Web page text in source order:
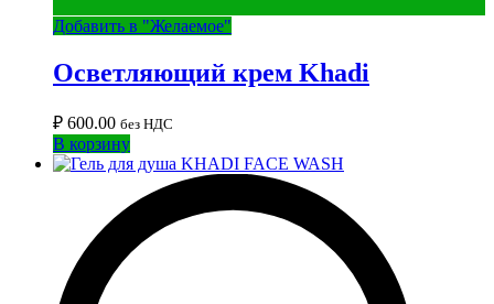
Добавить в "Желаемое"
Осветляющий крем Khadi
₽ 600.00 без НДС
В корзину